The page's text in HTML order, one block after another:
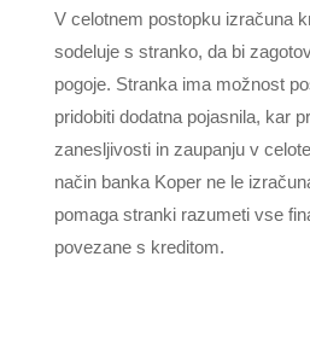
V celotnem postopku izračuna
sodeluje s stranko, da bi
pogoje. Stranka ima možnost
pridobiti dodatna pojasnila, kar
zanesljivosti in zaupanju v
način banka Koper ne le
pomaga stranki razumeti vse
povezane s kreditom.